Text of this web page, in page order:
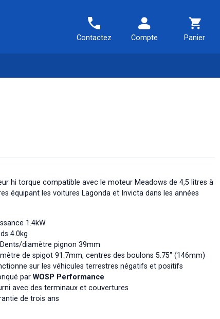
Contactez Compte Panier
hi torque compatible avec le moteur Meadows de 4,5 litres à
équipant les voitures Lagonda et Invicta dans les années
1.4kW
4.0kg
diamètre pignon 39mm
de spigot 91.7mm, centres des boulons 5.75" (146mm)
sur les véhicules terrestres négatifs et positifs
par WOSP Performance
avec des terminaux et couvertures
de trois ans